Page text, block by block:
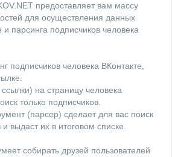
предоставляет вам массу
для осуществления данных
и парсинга подписчиков человека
подписчиков человека ВКонтакте,
на страницу человека
только подписчиков.
(парсер) сделает для вас поиск
выдаст их в итоговом списке.
собирать друзей пользователей